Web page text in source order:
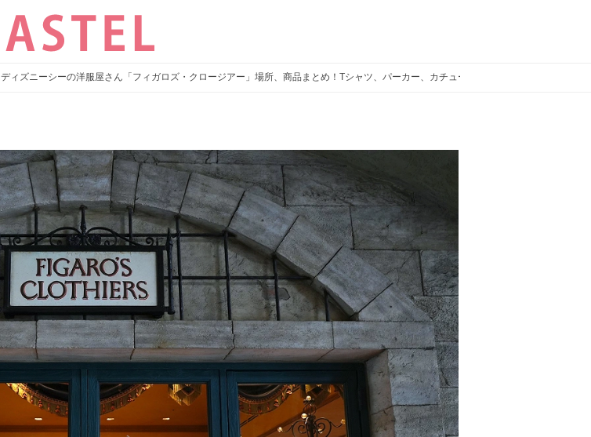
ディズニーシーの洋服屋さん「フィガロズ・クロージアー」場所、商品まとめ！Tシャツ、パーカー、カチューシャがたくさん